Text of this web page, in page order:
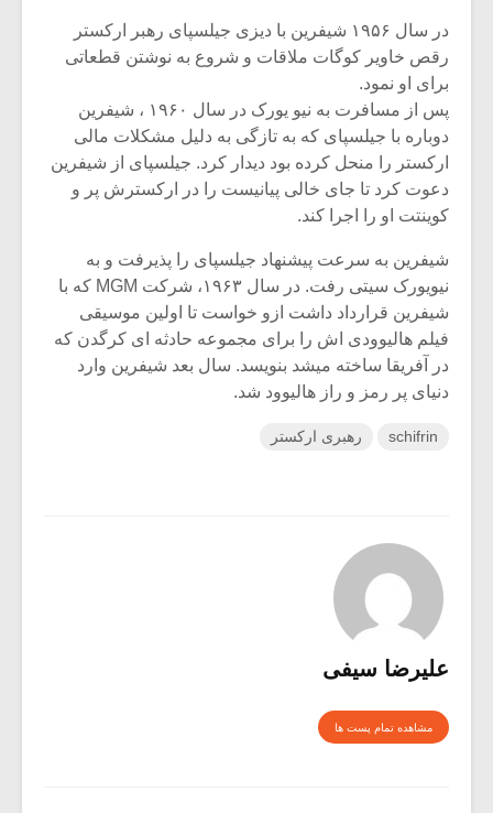
در سال ۱۹۵۶ شیفرین با دیزی جیلسپای رهبر ارکستر
رقص خاویر کوگات ملاقات و شروع به نوشتن قطعاتی
برای او نمود.
پس از مسافرت به نیو یورک در سال ۱۹۶۰ ، شیفرین
دوباره با جیلسپای که به تازگی به دلیل مشکلات مالی
ارکستر را منحل کرده بود دیدار کرد. جیلسپای از شیفرین
دعوت کرد تا جای خالی پیانیست را در ارکسترش پر و
کوینتت او را اجرا کند.
شیفرین به سرعت پیشنهاد جیلسپای را پذیرفت و به
نیویورک سیتی رفت. در سال ۱۹۶۳، شرکت MGM که با
شیفرین قرارداد داشت ازو خواست تا اولین موسیقی
فیلم هالیوودی اش را برای مجموعه حادثه ای کرگدن که
در آفریقا ساخته میشد بنویسد. سال بعد شیفرین وارد
دنیای پر رمز و راز هالیوود شد.
schifrin رهبری ارکستر
علیرضا سیفی
مشاهده تمام پست ها